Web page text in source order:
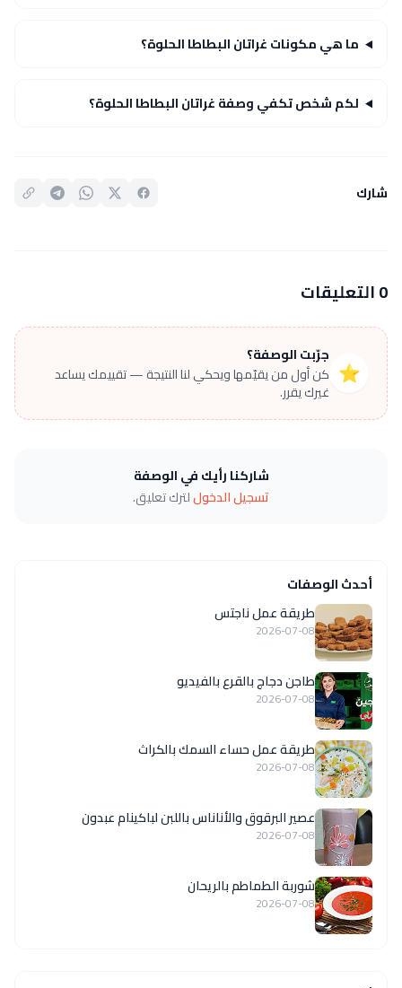
ما هي مكونات غراتان البطاطا الحلوة؟
لكم شخص تكفي وصفة غراتان البطاطا الحلوة؟
شارك
0 التعليقات
⭐
جرّبت الوصفة؟
كن أول من يقيّمها ويحكي لنا النتيجة — تقييمك يساعد
غيرك يقرر.
شاركنا رأيك في الوصفة
تسجيل الدخوللترك تعليق.
أحدث الوصفات
طريقة عمل ناجتس
2026-07-08
طاجن دجاج بالقرع بالفيديو
2026-07-08
طريقة عمل حساء السمك بالكراث
2026-07-08
عصير البرقوق والأناناس باللبن لباكينام عبدون
2026-07-08
شوربة الطماطم بالريحان
2026-07-08